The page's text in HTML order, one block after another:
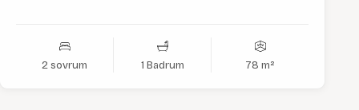
2 sovrum 1 Badrum 78 m²